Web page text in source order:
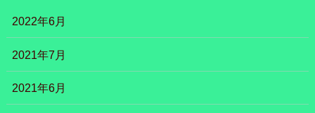
2022年6月
2021年7月
2021年6月